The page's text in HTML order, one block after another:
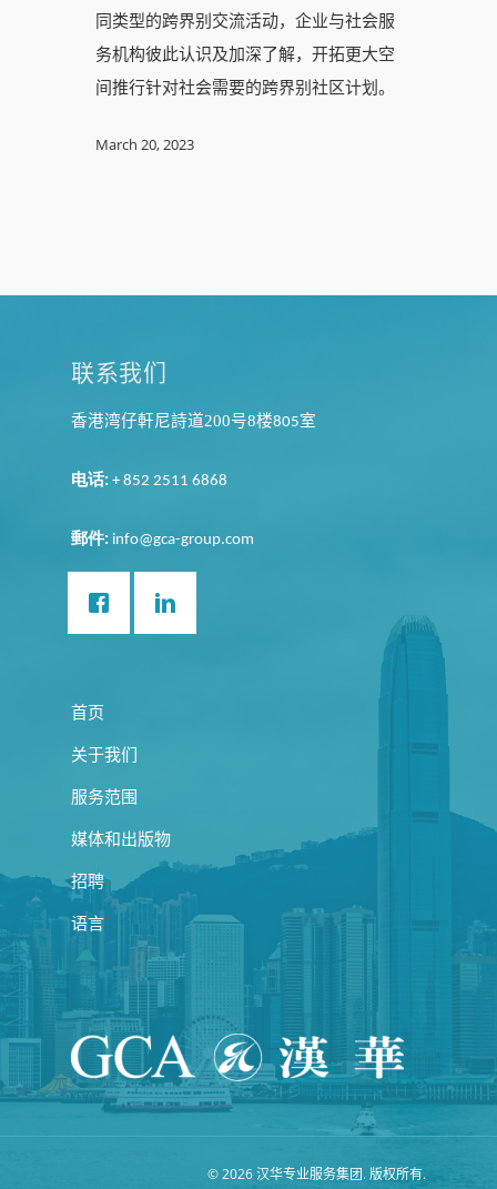
同类型的跨界别交流活动，企业与社会服
务机构彼此认识及加深了解，开拓更大空
间推行针对社会需要的跨界别社区计划。
March 20, 2023
联系我们
香港湾仔軒尼詩道200号8楼805室
电话: + 852 2511 6868
郵件: info@gca-group.com
首页
关于我们
服务范围
媒体和出版物
招聘
语言
© 2026 汉华专业服务集团. 版权所有.